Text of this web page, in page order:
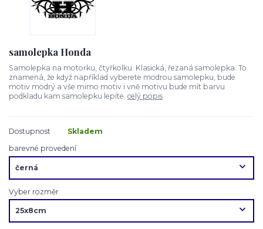
samolepka Honda
Samolepka na motorku, čtyřkolku. Klasická, řezaná samolepka. To
znamená, že když například vyberete modrou samolepku, bude
motiv modrý a vše mimo motiv i vně motivu bude mít barvu
podkladu kam samolepku lepíte. celý popis
Dostupnost
Skladem
barevné provedení
Vyber rozměr